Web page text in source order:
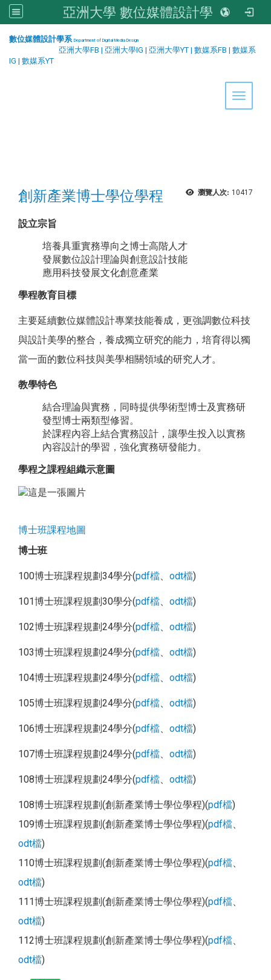
亞洲大學 數位媒體設計學系
數位媒體設計學系 Department of Digital Media Design
亞洲大學FB | 亞洲大學IG | 亞洲大學YT | 數媒系FB | 數媒系
IG | 數媒系YT
Toggle
瀏覽人次: 10417
創新產業博士學位學程
設立宗旨
培養具重實務導向之博士高階人才
發展數位設計理論與創意設計技能
應用科技發展文化創意產業
學程教育目標
主要延續數位媒體設計專業技能養成，更強調數位科技
與設計美學的整合，養成獨立研究的能力，培育得以獨
當一面的數位科技與美學相關領域的研究人才。
教學特色
結合理論與實務，同時提供學術型博士及實務研
發型博士兩類型修習。
於課程內容上結合實務設計，讓學生投入以實務
內容設計的學習，強化實務研發能力。
學程之課程組織示意圖
博士班課程地圖
博士班
100博士班課程規劃34學分(pdf檔 odt檔)
101博士班課程規劃30學分(pdf檔 odt檔)
102博士班課程規劃24學分(pdf檔 odt檔)
103博士班課程規劃24學分(pdf檔 odt檔)
104博士班課程規劃24學分(pdf檔 odt檔)
105博士班課程規劃24學分(pdf檔 odt檔)
106博士班課程規劃24學分(pdf檔 odt檔)
107博士班課程規劃24學分(pdf檔 odt檔)
108博士班課程規劃24學分(pdf檔 odt檔)
108博士班課程規劃(創新產業博士學位學程)(pdf檔)
109博士班課程規劃(創新產業博士學位學程)(pdf檔
odt檔)
110博士班課程規劃(創新產業博士學位學程)(pdf檔
odt檔)
111博士班課程規劃(創新產業博士學位學程)(pdf檔
odt檔)
112博士班課程規劃(創新產業博士學位學程)(pdf檔
odt檔)